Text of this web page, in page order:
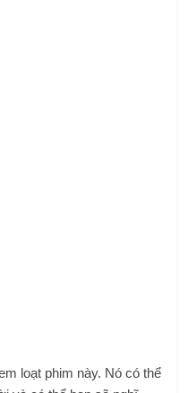
loạt phim này. Nó có thể